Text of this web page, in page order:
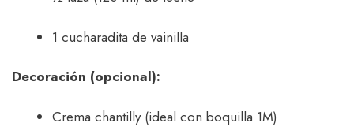
1 cucharadita de vainilla
Decoración (opcional):
Crema chantilly (ideal con boquilla 1M)